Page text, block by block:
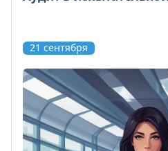
21 сентября